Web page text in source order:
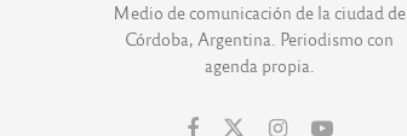
Medio de comunicación de la ciudad de
Córdoba, Argentina. Periodismo con
agenda propia.